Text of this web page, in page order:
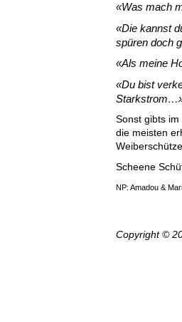
Was mach
Die kannst
spüren doch
Als meine
Du bist
Starkstrom…
Sonst gibts
die meisten
Scheene
NP: Amadou &
Copyright ©